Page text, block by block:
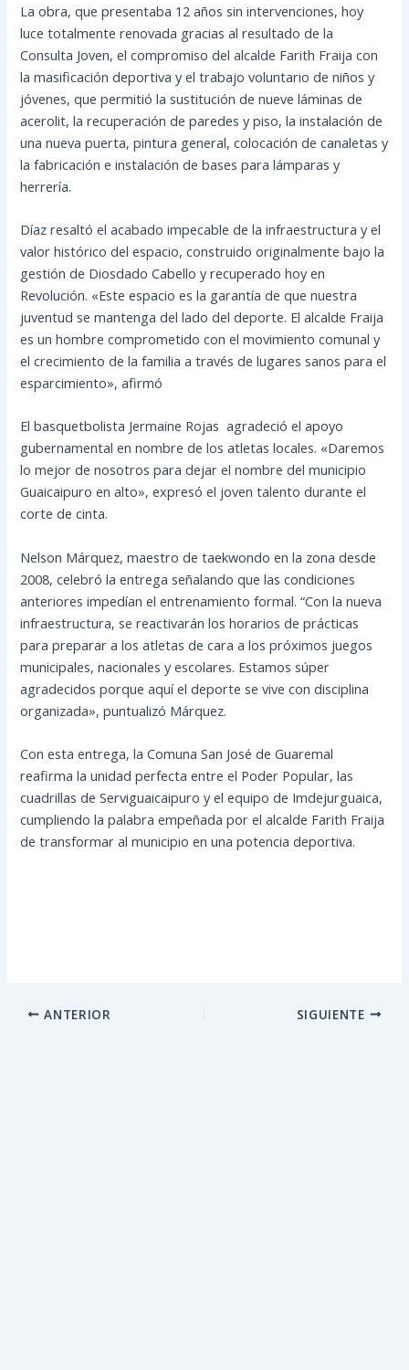
La obra, que presentaba 12 años sin intervenciones, hoy
luce totalmente renovada gracias al resultado de la
Consulta Joven, el compromiso del alcalde Farith Fraija con
la masificación deportiva y el trabajo voluntario de niños y
jóvenes, que permitió la sustitución de nueve láminas de
acerolit, la recuperación de paredes y piso, la instalación de
una nueva puerta, pintura general, colocación de canaletas y
la fabricación e instalación de bases para lámparas y
herrería.
Díaz resaltó el acabado impecable de la infraestructura y el
valor histórico del espacio, construido originalmente bajo la
gestión de Diosdado Cabello y recuperado hoy en
Revolución. «Este espacio es la garantía de que nuestra
juventud se mantenga del lado del deporte. El alcalde Fraija
es un hombre comprometido con el movimiento comunal y
el crecimiento de la familia a través de lugares sanos para el
esparcimiento», afirmó
El basquetbolista Jermaine Rojas agradeció el apoyo
gubernamental en nombre de los atletas locales. «Daremos
lo mejor de nosotros para dejar el nombre del municipio
Guaicaipuro en alto», expresó el joven talento durante el
corte de cinta.
Nelson Márquez, maestro de taekwondo en la zona desde
2008, celebró la entrega señalando que las condiciones
anteriores impedían el entrenamiento formal. “Con la nueva
infraestructura, se reactivarán los horarios de prácticas
para preparar a los atletas de cara a los próximos juegos
municipales, nacionales y escolares. Estamos súper
agradecidos porque aquí el deporte se vive con disciplina
organizada», puntualizó Márquez.
Con esta entrega, la Comuna San José de Guaremal
reafirma la unidad perfecta entre el Poder Popular, las
cuadrillas de Serviguaicaipuro y el equipo de Imdejurguaica,
cumpliendo la palabra empeñada por el alcalde Farith Fraija
de transformar al municipio en una potencia deportiva.
ANTERIOR SIGUIENTE